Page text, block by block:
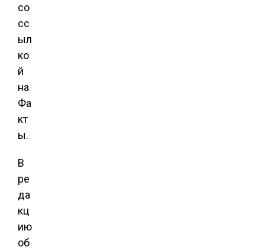
со
сс
ыл
ко
й
на
Фа
кт
ы.
В
ре
да
кц
ию
об